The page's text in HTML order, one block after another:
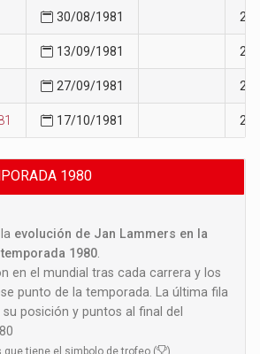
30/08/1981 28
13/09/1981 29
27/09/1981 29
17/10/1981 29
1980
evolución de Jan Lammers en la
1980
en el mundial tras cada carrera y los
punto de la temporada. La última fila
posición y puntos al final del
que tiene el simbolo de trofeo (
)